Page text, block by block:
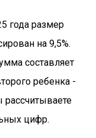
года размер
на 9,5%.
составляет
ребенка -
рассчитываете
цифр.